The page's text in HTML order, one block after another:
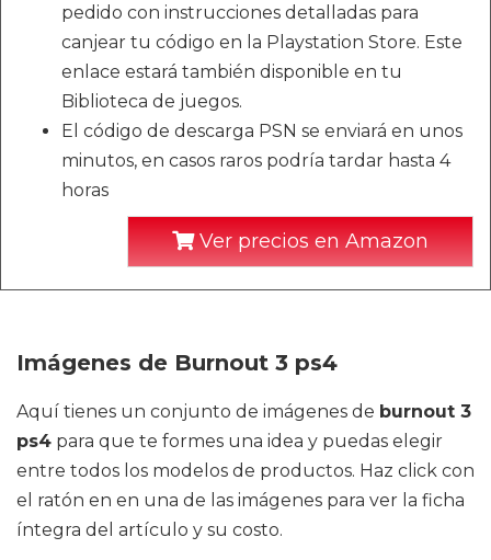
pedido con instrucciones detalladas para
canjear tu código en la Playstation Store. Este
enlace estará también disponible en tu
Biblioteca de juegos.
El código de descarga PSN se enviará en unos
minutos, en casos raros podría tardar hasta 4
horas
Ver precios en Amazon
Imágenes de Burnout 3 ps4
Aquí tienes un conjunto de imágenes de burnout 3
ps4 para que te formes una idea y puedas elegir
entre todos los modelos de productos. Haz click con
el ratón en en una de las imágenes para ver la ficha
íntegra del artículo y su costo.